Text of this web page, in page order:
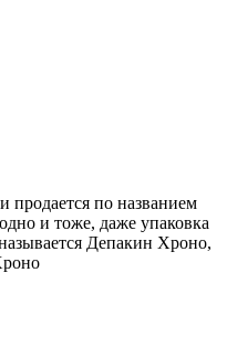
продается по названием
и тоже, даже упаковка
Депакин Хроно,